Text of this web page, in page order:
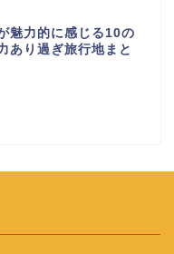
魅力的に感じる10の
あり過ぎ旅行地まと